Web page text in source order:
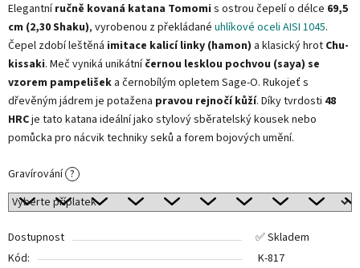
Elegantníručně kovaná katana Tomomi s ostrou čepelí o délce 69,5
cm (2,30 Shaku), vyrobenou z překládané uhlíkové oceli AISI 1045.
Čepel zdobí leštěná imitace kalicí linky (hamon) a klasický hrot Chu-
kissaki. Meč vyniká unikátníčernou lesklou pochvou (saya) se
vzorem pampelišek a černobílým opletem Sage-O. Rukojeť s
dřevěným jádrem je potažena pravou rejnočí kůží. Díky tvrdosti 48
HRCje tato katana ideální jako stylový sběratelský kousek nebo
pomůcka pro nácvik techniky seků a forem bojových umění.
Gravírování ?
Dostupnost
✅ Skladem
Kód:
K-817